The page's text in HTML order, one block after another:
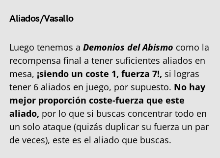
Aliados/Vasallo
Luego tenemos a Demonios del Abismo como la
recompensa final a tener suficientes aliados en
mesa, ¡siendo un coste 1, fuerza 7!, si logras
tener 6 aliados en juego, por supuesto. No hay
mejor proporción coste-fuerza que este
aliado, por lo que si buscas concentrar todo en
un solo ataque (quizás duplicar su fuerza un par
de veces), este es el aliado que buscas.